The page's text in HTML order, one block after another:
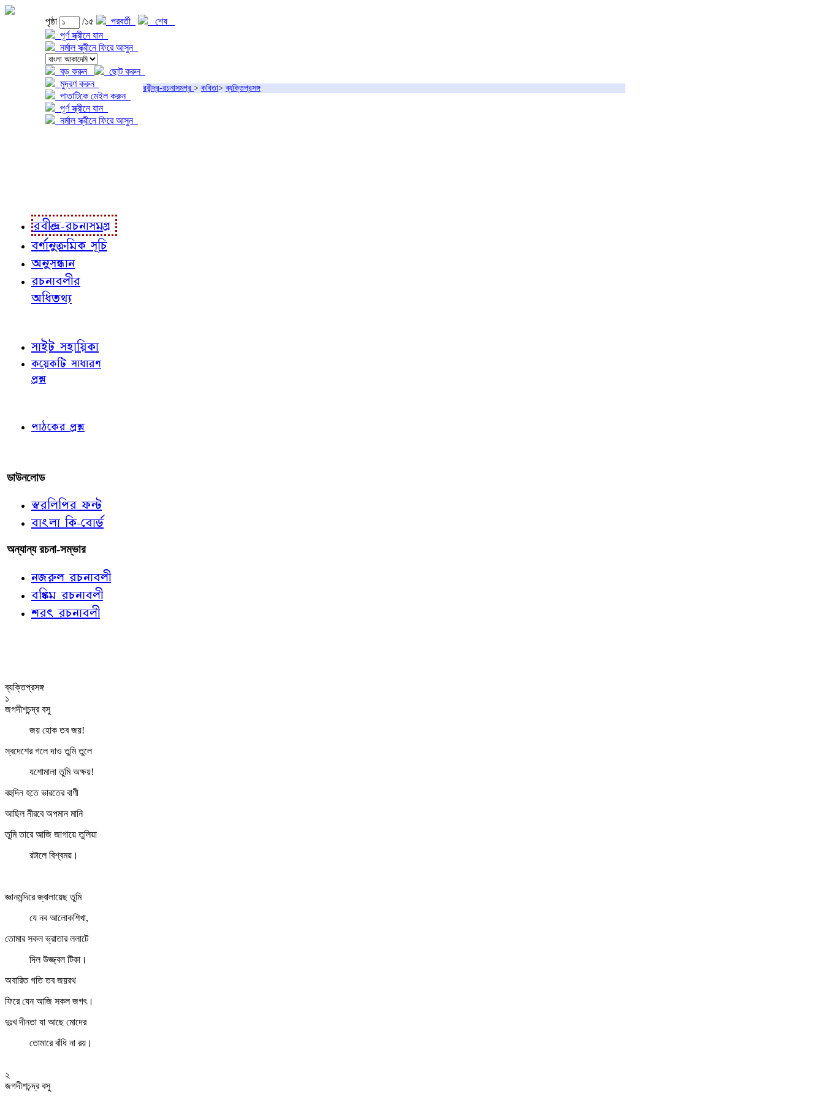
পৃষ্ঠা /১৫ পরবর্তী
শেষ
পূর্ণ স্ক্রীনে যান
নর্মাল স্ক্রীনে ফিরে আসুন
বড় করুন
ছোট করুন
মুদ্রণ করুন
পাতাটিকে মেইল করুন
পূর্ণ স্ক্রীনে যান
নর্মাল স্ক্রীনে ফিরে আসুন
রবীন্দ্র-রচনাসমগ্র > কবিতা>ব্যক্তিপ্রসঙ্গ
রবীন্দ্র-রচনাসমগ্র
বর্ণানুক্রমিক সূচি
অনুসন্ধান
রচনাবলীর
অধিতথ্য
সাইট সহায়িকা
কয়েকটি সাধারণ
প্রশ্ন
পাঠকের প্রশ্ন
ডাউনলোড
স্বরলিপির ফন্ট
বাংলা কি-বোর্ড
অন্যান্য রচনা-সম্ভার
নজরুল রচনাবলী
বঙ্কিম রচনাবলী
শরৎ রচনাবলী
ব্যক্তিপ্রসঙ্গ
১
জগদীশচন্দ্র বসু
জয় হোক তব জয়!
স্বদেশের গলে দাও তুমি তুলে
যশোমালা তুমি অক্ষয়!
বহুদিন হতে ভারতের বাণী
আছিল নীরবে অপমান মানি
তুমি তারে আজি জাগায়ে তুলিয়া
রটালে বিশ্বময়।
জ্ঞানমন্দিরে জ্বালায়েছ তুমি
যে নব আলোকশিখা,
তোমার সকল ভ্রাতার ললাটে
দিল উজ্জ্বল টিকা।
অবারিত গতি তব জয়রথ
ফিরে যেন আজি সকল জগৎ।
দুঃখ দীনতা যা আছে মোদের
তোমারে বাঁধি না রয়।
২
জগদীশচন্দ্র বসু